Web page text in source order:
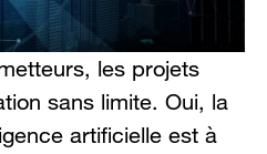
les projets
sans limite. Oui, la
artificielle est à